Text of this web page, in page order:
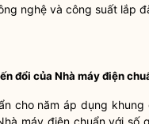
nghệ và công suất lắp
đổi của Nhà máy điện
cho năm áp dụng khung
máy điện chuẩnvớisố